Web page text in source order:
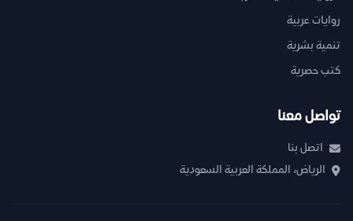
روايات عربية
تنمية بشرية
كتب حصرية
تواصل معنا
اتصل بنا
الرياض، المملكة العربية السعودية